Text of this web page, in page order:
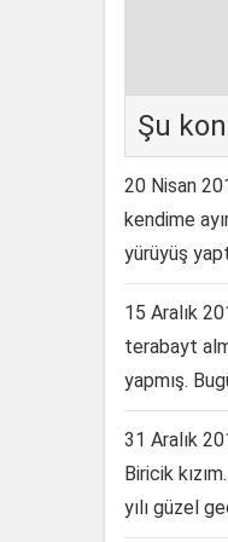
Şu
20 Nisan
kendime
yürüyüş
15 Aralık
terabayt
yapmış.
31 Aralık
Biricik
yılı güzel